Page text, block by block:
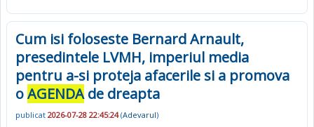
Cum isi foloseste Bernard Arnault,
presedintele LVMH, imperiul media
pentru a-si proteja afacerile si a promova
oAGENDAde dreapta
publicat 2026-07-28 22:45:24(Adevarul)